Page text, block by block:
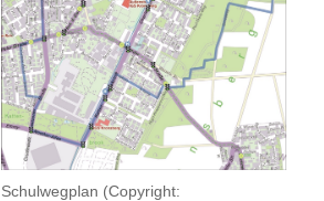
Schulwegplan (Copyright: